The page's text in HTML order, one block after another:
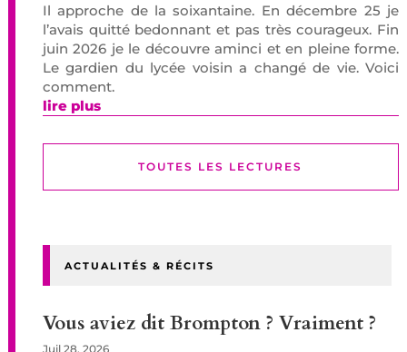
Il approche de la soixantaine. En décembre 25 je
l’avais quitté bedonnant et pas très courageux. Fin
juin 2026 je le découvre aminci et en pleine forme.
Le gardien du lycée voisin a changé de vie. Voici
comment.
lire plus
TOUTES LES LECTURES
ACTUALITÉS & RÉCITS
Vous aviez dit Brompton ? Vraiment ?
Juil 28, 2026